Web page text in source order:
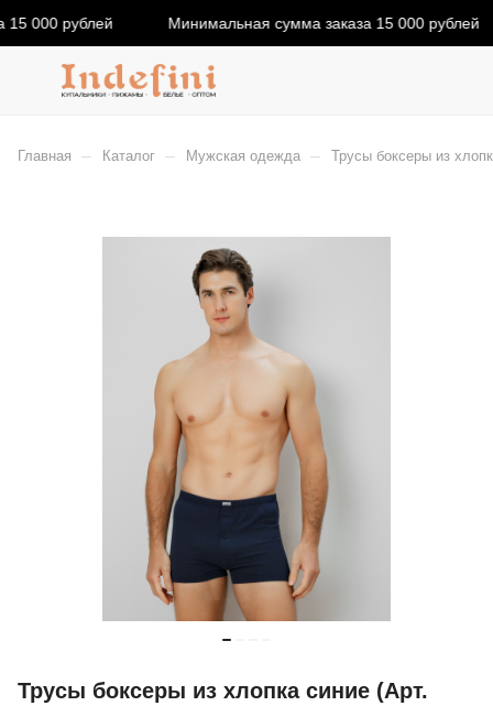
000 рублей Минимальная сумма заказа 15 000 рублей
Главная – Каталог – Мужская одежда – Трусы боксеры из
Трусы боксеры из хлопка синие (Арт.